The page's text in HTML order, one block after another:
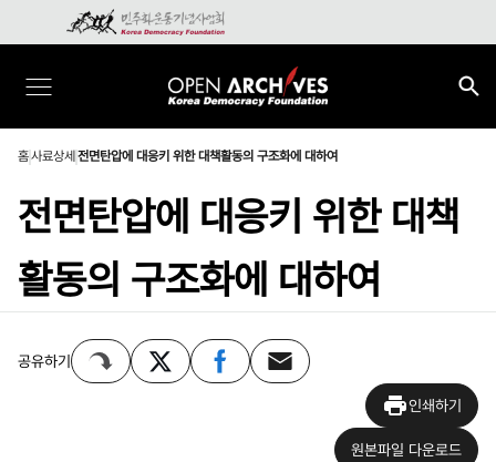
홈사료상세 전면탄압에 대응키 위한 대책활동의 구조화에 대하여
전면탄압에 대응키 위한 대책
활동의 구조화에 대하여
공유하기
인쇄하기
원본파일 다운로드